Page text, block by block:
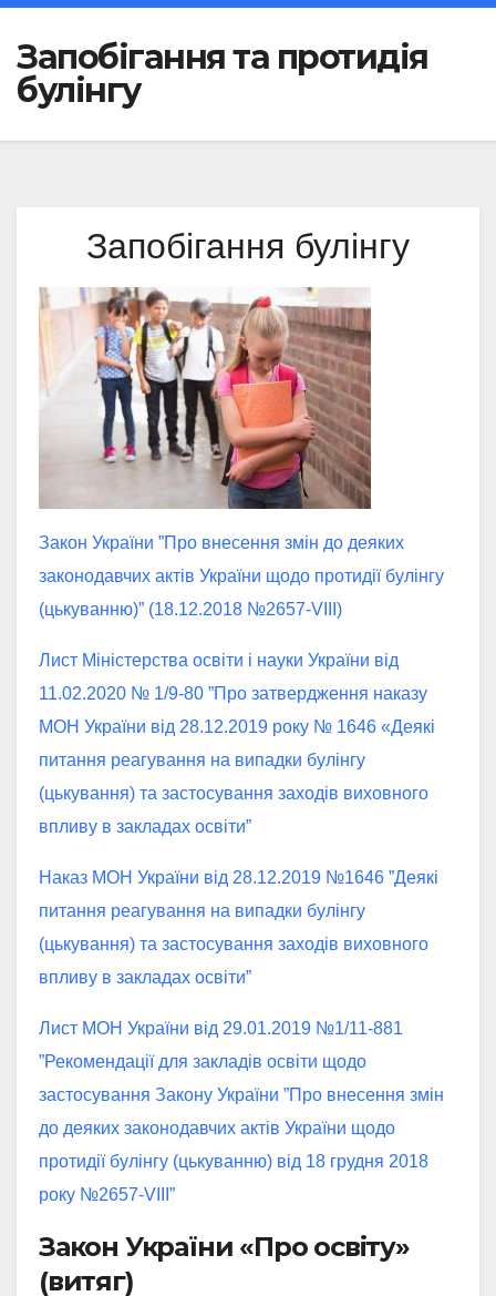
Запобігання та протидія
булінгу
Запобігання булінгу
Закон України ”Про внесення змін до деяких
законодавчих актів України щодо протидії булінгу
(цькуванню)” (18.12.2018 №2657-VIII)
Лист Міністерства освіти і науки України від
11.02.2020 № 1/9-80 ”Про затвердження наказу
МОН України від 28.12.2019 року № 1646 «Деякі
питання реагування на випадки булінгу
(цькування) та застосування заходів виховного
впливу в закладах освіти”
Наказ МОН України від 28.12.2019 №1646 ”Деякі
питання реагування на випадки булінгу
(цькування) та застосування заходів виховного
впливу в закладах освіти”
Лист МОН України від 29.01.2019 №1/11-881
”Рекомендації для закладів освіти щодо
застосування Закону України ”Про внесення змін
до деяких законодавчих актів України щодо
протидії булінгу (цькуванню) від 18 грудня 2018
року №2657-VIII”
Закон України «Про освіту»
(витяг)